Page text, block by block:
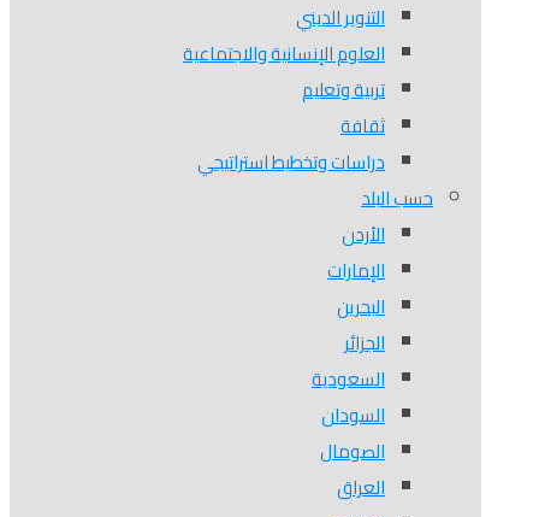
التنوير الديني
العلوم الإنسانية والاجتماعية
تربية وتعليم
ثقافة
دراسات وتخطيط استراتيجي
حسب البلد
الأردن
الإمارات
البحرين
الجزائر
السعودية
السودان
الصومال
العراق